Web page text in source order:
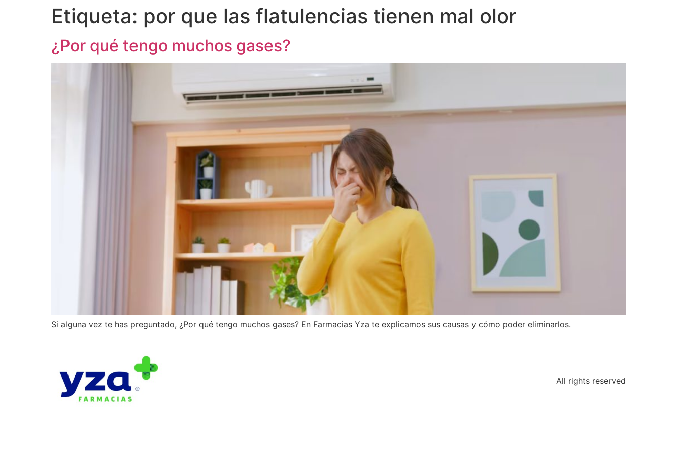
Etiqueta: por que las flatulencias tienen mal olor
¿Por qué tengo muchos gases?
Si alguna vez te has preguntado, ¿Por qué tengo muchos gases? En Farmacias Yza te explicamos sus causas y cómo poder eliminarlos.
All rights reserved